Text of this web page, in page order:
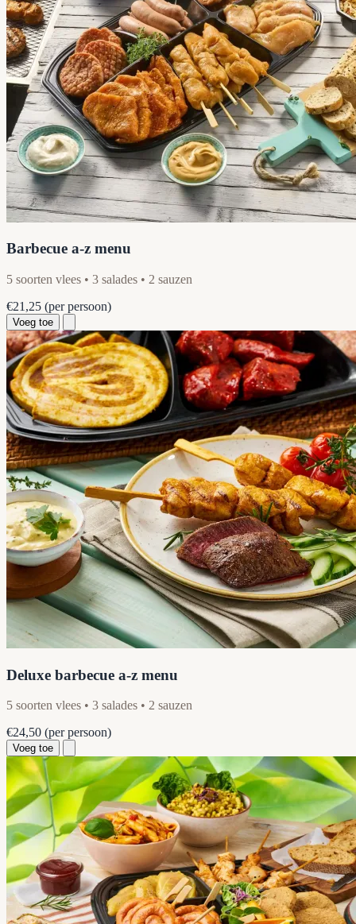
Barbecue a-z menu
5 soorten vlees • 3 salades • 2 sauzen
€21,25 (per persoon)
Voeg toe
Deluxe barbecue a-z menu
5 soorten vlees • 3 salades • 2 sauzen
€24,50 (per persoon)
Voeg toe